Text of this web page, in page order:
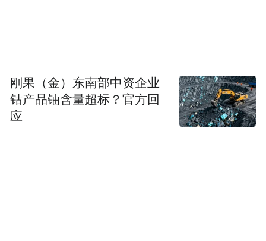
刚果（金）东南部中资企业
钴产品铀含量超标？官方回
应